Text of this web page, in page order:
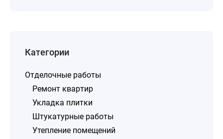
Категории
Отделочные работы
Ремонт квартир
Укладка плитки
Штукатурные работы
Утепление помещений